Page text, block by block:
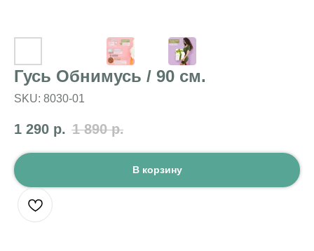
Гусь Обнимусь / 90 см.
SKU: 8030-01
1 290 р. 1 890 р.
В корзину